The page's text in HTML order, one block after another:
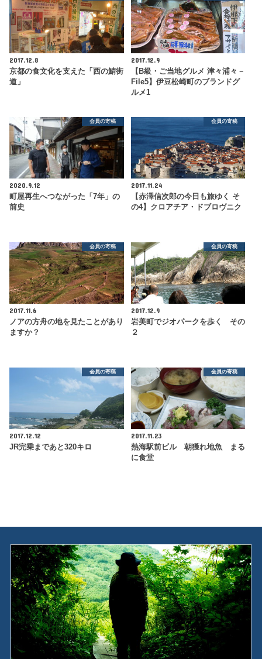
2017.12.8
京都の食文化を支えた「西の鯖街
道」
2017.12.9
【B級・ご当地グルメ 津々浦々－
File5】伊豆松崎町のブランドグ
ルメ1
会員の寄稿
2020.9.12
町屋再生へつながった「7年」の
前史
会員の寄稿
2017.11.24
【赤澤信次郎の今日も旅ゆく そ
の4】クロアチア・ドブロヴニク
会員の寄稿
2017.11.6
ノアの方舟の地を見たことがあり
ますか？
会員の寄稿
2017.12.9
岩美町でジオパークを歩く その
２
会員の寄稿
2017.12.12
JR完乗まであと320キロ
会員の寄稿
2017.11.23
熱海駅前ビル 朝獲れ地魚 まる
に食堂